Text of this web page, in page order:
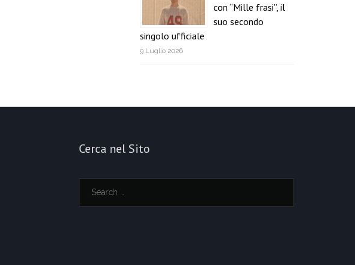
con “Mille frasi”, il
suo secondo
singolo ufficiale
9 Luglio 2026
Cerca nel Sito